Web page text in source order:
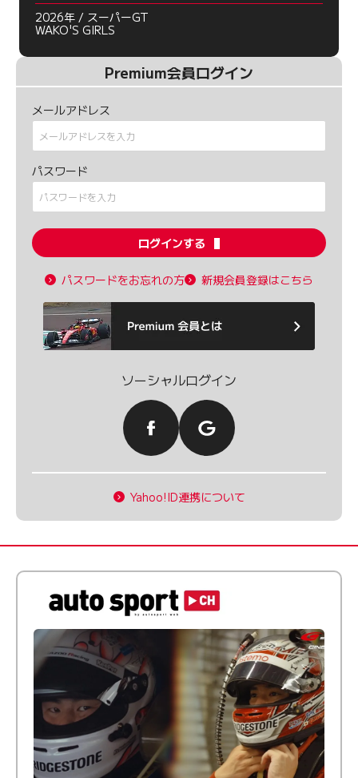
2026年 / スーパーGT
WAKO'S GIRLS
Premium会員ログイン
メールアドレス
パスワード
ログインする
パスワードをお忘れの方 新規会員登録はこちら
ソーシャルログイン
Yahoo!ID連携について